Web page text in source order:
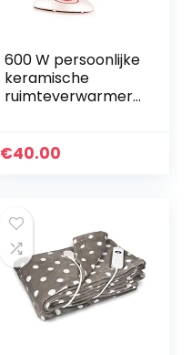
600 W persoonlijke
keramische
ruimteverwarmer,
ator, 30 * 39 cm, 12
€40.00